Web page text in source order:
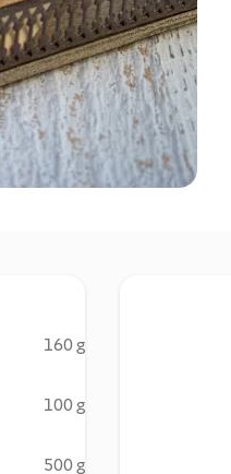
160 g
100 g
500 g